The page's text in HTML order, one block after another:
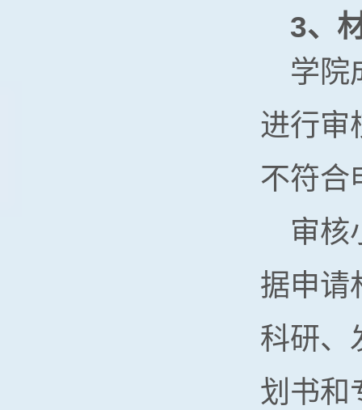
3、
学院
进行审
不符合
审核
据申请
科研、
划书和